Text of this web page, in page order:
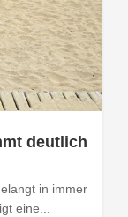
deutlich
in immer
eine...